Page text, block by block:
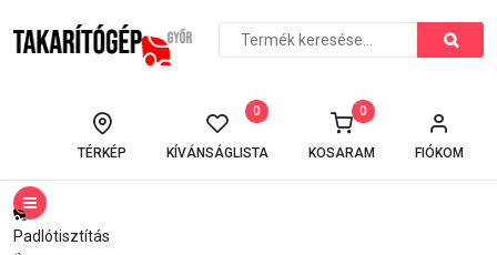
FIÓKOM
KOSARAM
0
KÍVÁNSÁGLISTA
0
TÉRKÉP
Padlótisztítás